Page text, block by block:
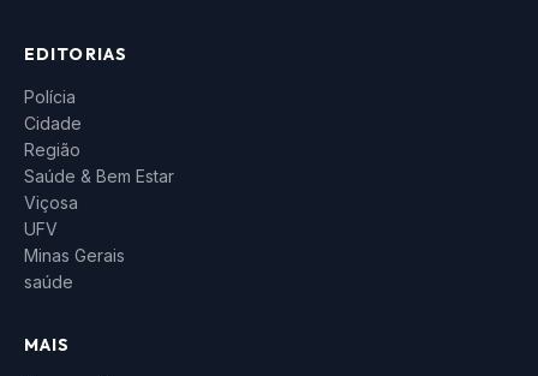
EDITORIAS
Polícia
Cidade
Região
Saúde & Bem Estar
Viçosa
UFV
Minas Gerais
saúde
MAIS